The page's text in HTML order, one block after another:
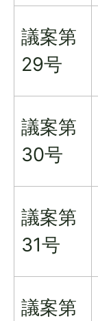
議案第
29号
議案第
30号
議案第
31号
議案第